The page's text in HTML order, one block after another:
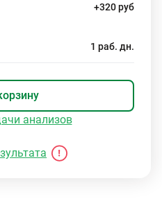
+320 руб
1 раб. дн.
анализов